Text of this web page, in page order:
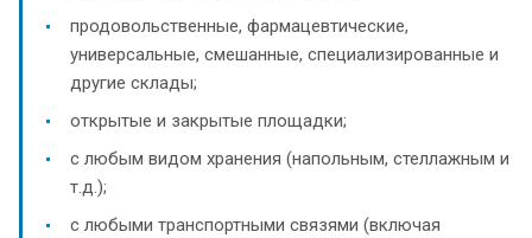
продовольственные, фармацевтические,
универсальные, смешанные, специализированные и
другие склады;
открытые и закрытые площадки;
с любым видом хранения (напольным, стеллажным и
т.д.);
с любыми транспортными связями (включая